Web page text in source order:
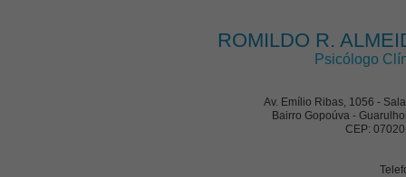
ROMILDO R.
Psicólogo
Av. Emílio Ribas, 1056 -
Bairro Gopoúva -
CEP: